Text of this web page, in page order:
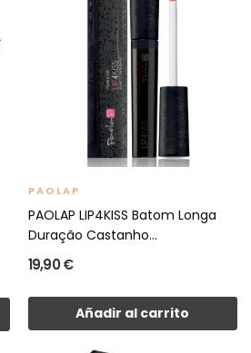
PAOLAP
PAOLAP LIP4KISS Batom Longa
Duração Castanho...
19,90 €
Añadir al carrito